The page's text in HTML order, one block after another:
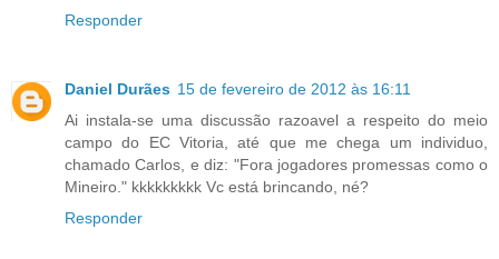
Responder
Daniel Durães 15 de fevereiro de 2012 às 16:11
Ai instala-se uma discussão razoavel a respeito do meio
campo do EC Vitoria, até que me chega um individuo,
chamado Carlos, e diz: "Fora jogadores promessas como o
Mineiro." kkkkkkkkk Vc está brincando, né?
Responder